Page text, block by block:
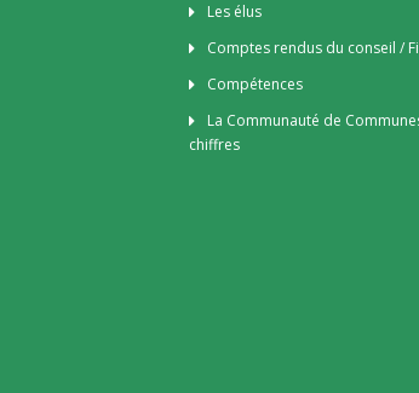
Les élus
Comptes rendus du conseil /
Compétences
La Communauté de
chiffres